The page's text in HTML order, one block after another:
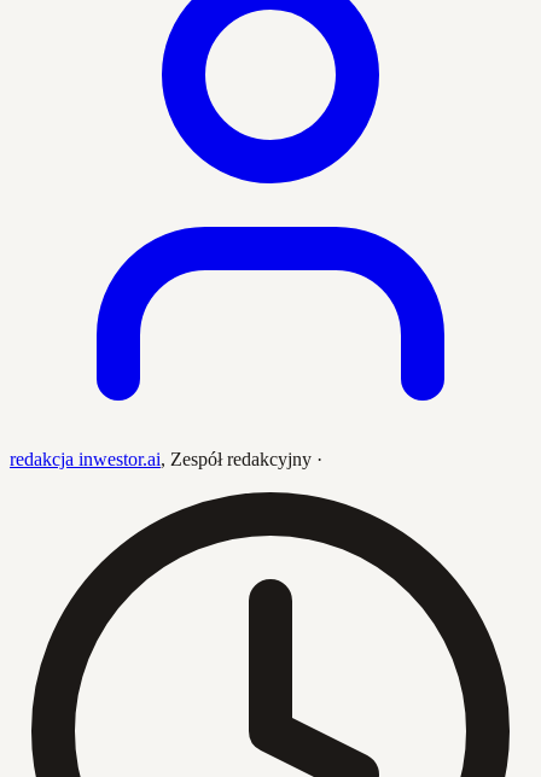
redakcja inwestor.ai, Zespół redakcyjny ·